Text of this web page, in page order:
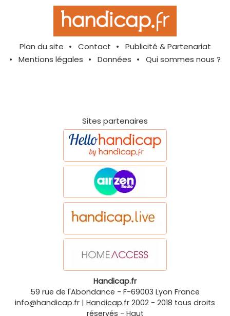
Plan du site Contact
Publicité & Partenariat
Mentions légales
Données Qui sommes nous ?
Sites partenaires
Handicap.fr
59 rue de l'Abondance - F-69003 Lyon France
info@handicap.fr | Handicap.fr 2002 - 2018 tous droits
réservés - Haut